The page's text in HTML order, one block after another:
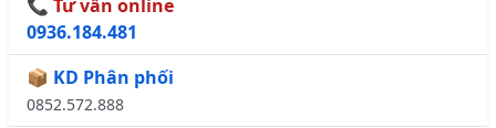
📞 Tư vấn online
0936.184.481
📦 KD Phân phối
0852.572.888